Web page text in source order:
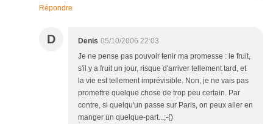
Répondre
D Denis 05/10/2006 22:03
Je ne pense pas pouvoir tenir ma promesse : le fruit,
s'il y a fruit un jour, risque d'arriver tellement tard, et
la vie est tellement imprévisible. Non, je ne vais pas
promettre quelque chose de trop peu certain. Par
contre, si quelqu'un passe sur Paris, on peux aller en
manger un quelque-part...;-{)